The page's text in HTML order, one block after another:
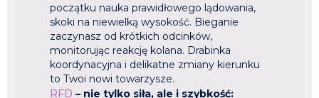
początku nauka prawidłowego lądowania,
skoki na niewielką wysokość. Bieganie
zaczynasz od krótkich odcinków,
monitorując reakcję kolana. Drabinka
koordynacyjna i delikatne zmiany kierunku
to Twoi nowi towarzysze.
RFD – nie tylko siła, ale i szybkość: